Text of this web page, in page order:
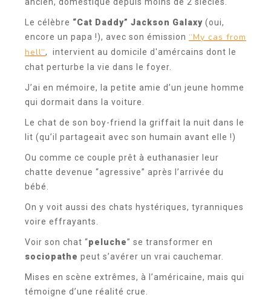
ancien, domestiqué depuis moins de 2 siècles.
Le célèbre “Cat Daddy” Jackson Galaxy (oui,
encore un papa !), avec son émission “My cas from
hell”, intervient au domicile d'amércains dont le
chat perturbe la vie dans le foyer.
J’ai en mémoire, la petite amie d’un jeune homme
qui dormait dans la voiture.
Le chat de son boy-friend la griffait la nuit dans le
lit (qu’il partageait avec son humain avant elle !)
Ou comme ce couple prêt à euthanasier leur
chatte devenue “agressive” après l’arrivée du
bébé.
On y voit aussi des chats hystériques, tyranniques
voire effrayants.
Voir son chat “peluche” se transformer en
sociopathe peut s’avérer un vrai cauchemar.
Mises en scène extrêmes, à l’américaine, mais qui
témoigne d’une réalité crue.